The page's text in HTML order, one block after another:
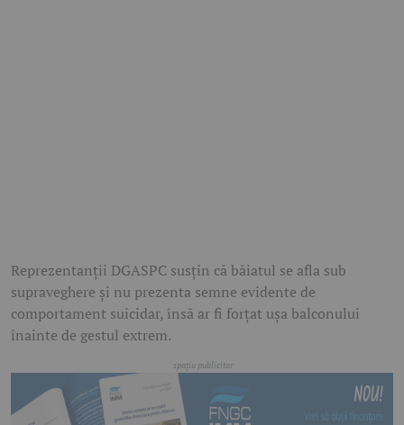
Reprezentanții DGASPC susțin că băiatul se afla sub
supraveghere și nu prezenta semne evidente de
comportament suicidar, însă ar fi forțat ușa balconului
înainte de gestul extrem.